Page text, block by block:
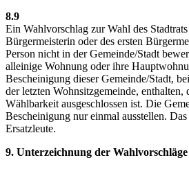
8.9
Ein Wahlvorschlag zur Wahl des
Bürgermeisterin oder des ersten
Person nicht in der Gemeinde/Stadt
alleinige Wohnung oder ihre
Bescheinigung dieser Gemeinde/Stadt,
der letzten Wohnsitzgemeinde, enthalten,
Wählbarkeit ausgeschlossen ist. Die
Bescheinigung nur einmal ausstellen.
Ersatzleute.
9. Unterzeichnung der Wahlvorschläge